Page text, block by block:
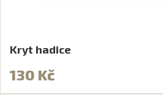
Kryt hadice
130 Kč